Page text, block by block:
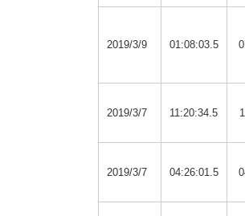
2019/3/9 01:08:03.5
2019/3/7 11:20:34.5
2019/3/7 04:26:01.5